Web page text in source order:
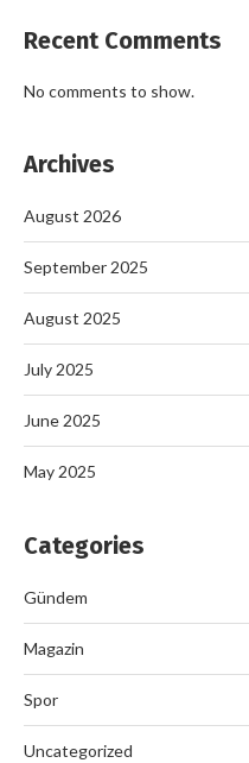
Recent Comments
No comments to show.
Archives
August 2026
September 2025
August 2025
July 2025
June 2025
May 2025
Categories
Gündem
Magazin
Spor
Uncategorized